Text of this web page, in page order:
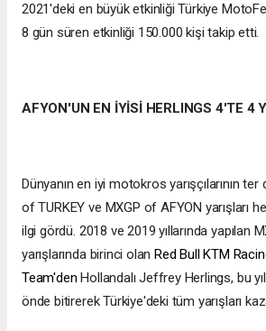
2021'deki en büyük etkinliği Türkiye
8 gün süren etkinliği 150.000 kişi takip etti.
AFYON'UN EN İYİSİ HERLINGS 4'TE 4
Dünyanın en iyi motokros yarışçılarının
of TURKEY ve MXGP of AFYON yarışları
ilgi gördü. 2018 ve 2019 yıllarında yapılan
yarışlarında birinci olanRed Bull KTM
Team'denHollandalı Jeffrey Herlings, bu yıl
önde bitirerek Türkiye'deki tüm yarışları